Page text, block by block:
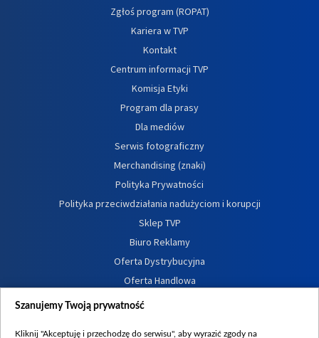
Zgłoś program (ROPAT)
Kariera w TVP
Kontakt
Centrum informacji TVP
Komisja Etyki
Program dla prasy
Dla mediów
Serwis fotograficzny
Merchandising (znaki)
Polityka Prywatności
Polityka przeciwdziałania nadużyciom i korupcji
Sklep TVP
Biuro Reklamy
Oferta Dystrybucyjna
Oferta Handlowa
Dostępność
Szanujemy Twoją prywatność
Kliknij "Akceptuję i przechodzę do serwisu", aby wyrazić zgody na